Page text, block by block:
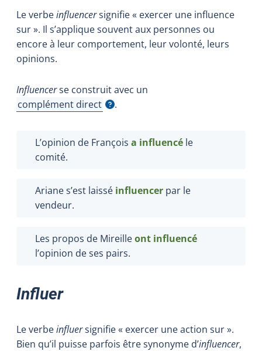
Le verbeinfluencersignifie « exercer une influence
sur ». Il s’applique souvent aux personnes ou
encore à leur comportement, leur volonté, leurs
opinions.
Influencerse construit avec un
complément direct
Afficher l'infobulle .
L’opinion de François a influencé le
comité.
Ariane s’est laissé influencer par le
vendeur.
Les propos de Mireilleont influencé
l’opinion de ses pairs.
Influer
Le verbeinfluersignifie « exercer une action sur ».
Bien qu’il puisse parfois être synonyme d’influencer,